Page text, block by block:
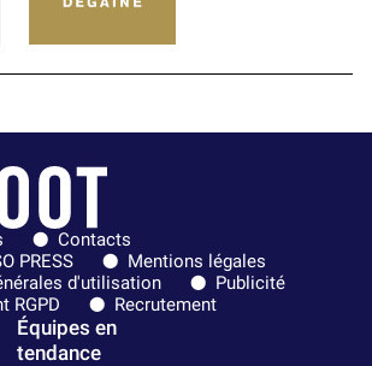
Contacts
PRESS
Mentions légales
d'utilisation
Publicité
RGPD
Recrutement
Équipes en
tendance